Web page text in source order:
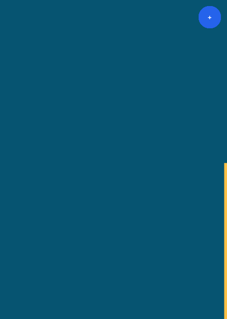
+
+
+
+
+
+
+
+
+
+
+
+
+
+
+
+
+
+
+
+
+
+
+
+